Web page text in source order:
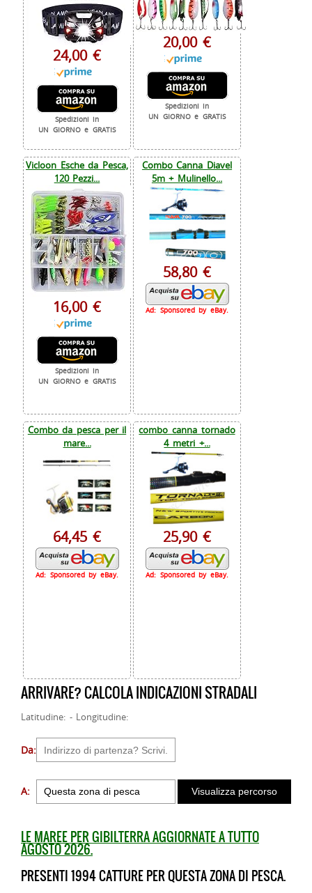
24,00 €
Spedizioni in
UN GIORNO e GRATIS
20,00 €
Spedizioni in
UN GIORNO e GRATIS
Vicloon Esche da Pesca,
120 Pezzi...
16,00 €
Spedizioni in
UN GIORNO e GRATIS
Combo Canna Diavel
5m + Mulinello...
58,80 €
Ad: Sponsored by eBay.
Combo da pesca per il
mare...
64,45 €
Ad: Sponsored by eBay.
combo canna tornado
4 metri +...
25,90 €
Ad: Sponsored by eBay.
ARRIVARE? CALCOLA INDICAZIONI STRADALI
Latitudine: - Longitudine:
Da:
A:
LE MAREE PER GIBILTERRA AGGIORNATE A TUTTO
AGOSTO 2026.
PRESENTI 1994 CATTURE PER QUESTA ZONA DI PESCA.